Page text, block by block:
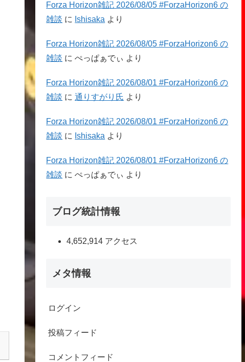
Forza Horizon雑記 2026/08/05 #ForzaHorizon6 の
雑談 に Ishisaka より
Forza Horizon雑記 2026/08/05 #ForzaHorizon6 の
雑談 にぺっぱぁでぃ より
Forza Horizon雑記 2026/08/01 #ForzaHorizon6 の
雑談 に通りすがり氏 より
Forza Horizon雑記 2026/08/01 #ForzaHorizon6 の
雑談 に Ishisaka より
Forza Horizon雑記 2026/08/01 #ForzaHorizon6 の
雑談 にぺっぱぁでぃ より
ブログ統計情報
4,652,914 アクセス
メタ情報
ログイン
投稿フィード
コメントフィード